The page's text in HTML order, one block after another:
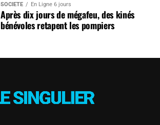
SOCIÉTÉ En Ligne 6 jours
Après dix jours de mégafeu, des kinés
bénévoles retapent les pompiers